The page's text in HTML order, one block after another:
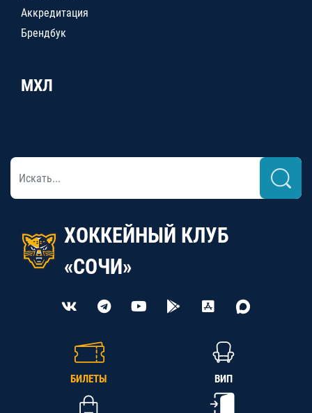
Аккредитация
Брендбук
МХЛ
ХОККЕЙНЫЙ КЛУБ
«СОЧИ»
БИЛЕТЫ ВИП